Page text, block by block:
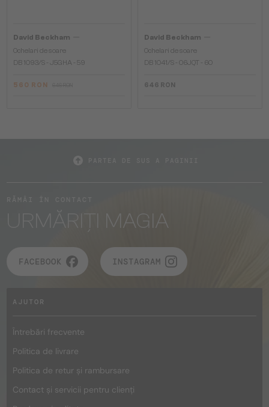
David Beckham
Ochelari de soare
DB 1093/S - J5GHA - 59
560 RON
David Beckham
Ochelari de soare
DB 1041/S - 06JQT - 60
646 RON
URMĂRIȚI MAGIA
FACEBOOK INSTAGRAM
AJUTOR
Întrebări frecvente
Politica de livrare
Politica de retur și rambursare
Contact și servicii pentru clienți